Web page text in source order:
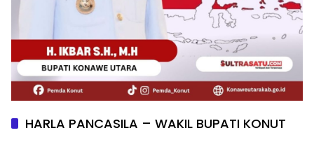
HARLA PANCASILA – WAKIL BUPATI KONUT